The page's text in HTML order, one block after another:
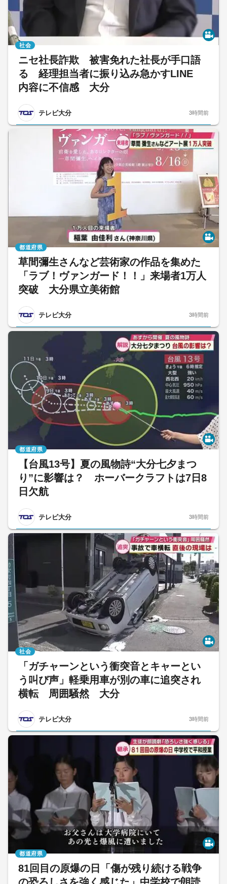
ニセ社長詐欺 被害免れた社長が手口語
る 経理担当者に振り込み急かすLINE
内容に不信感 大分
テレビ大分
社会
3時間前
草間彌生さんなど芸術家の作品を集めた
「ラブ！ヴァンガード！！」来場者1万人
突破 大分県立美術館
テレビ大分
都道府県
3時間前
【台風13号】夏の風物詩“大分七夕まつ
り”に影響は？ ホーバークラフトは7日8
日欠航
テレビ大分
都道府県
3時間前
「ガチャーンという衝突音とキャーとい
う叫び声」軽乗用車が別の車に追突され
横転 周囲騒然 大分
テレビ大分
社会
3時間前
81回目の原爆の日「傷が残り続ける戦争
都道府県